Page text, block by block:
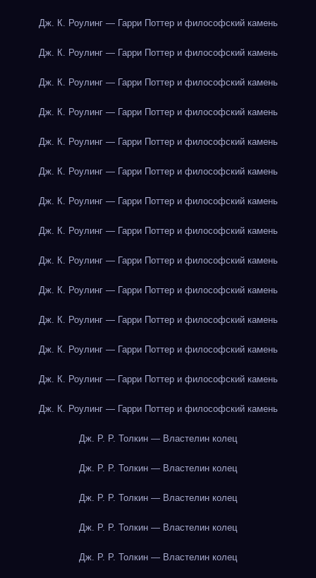
Дж. К. Роулинг — Гарри Поттер и философский камень
Дж. К. Роулинг — Гарри Поттер и философский камень
Дж. К. Роулинг — Гарри Поттер и философский камень
Дж. К. Роулинг — Гарри Поттер и философский камень
Дж. К. Роулинг — Гарри Поттер и философский камень
Дж. К. Роулинг — Гарри Поттер и философский камень
Дж. К. Роулинг — Гарри Поттер и философский камень
Дж. К. Роулинг — Гарри Поттер и философский камень
Дж. К. Роулинг — Гарри Поттер и философский камень
Дж. К. Роулинг — Гарри Поттер и философский камень
Дж. К. Роулинг — Гарри Поттер и философский камень
Дж. К. Роулинг — Гарри Поттер и философский камень
Дж. К. Роулинг — Гарри Поттер и философский камень
Дж. К. Роулинг — Гарри Поттер и философский камень
Дж. Р. Р. Толкин — Властелин колец
Дж. Р. Р. Толкин — Властелин колец
Дж. Р. Р. Толкин — Властелин колец
Дж. Р. Р. Толкин — Властелин колец
Дж. Р. Р. Толкин — Властелин колец